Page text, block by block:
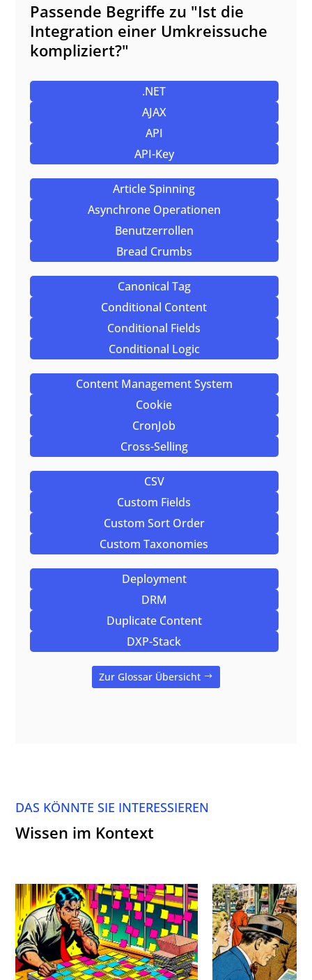
Passende Begriffe zu "Ist die
Integration einer Umkreissuche
kompliziert?"
.NET
AJAX
API
API-Key
Article Spinning
Asynchrone Operationen
Benutzerrollen
Bread Crumbs
Canonical Tag
Conditional Content
Conditional Fields
Conditional Logic
Content Management System
Cookie
CronJob
Cross-Selling
CSV
Custom Fields
Custom Sort Order
Custom Taxonomies
Deployment
DRM
Duplicate Content
DXP-Stack
Zur Glossar Übersicht
DAS KÖNNTE SIE INTERESSIEREN
Wissen im Kontext